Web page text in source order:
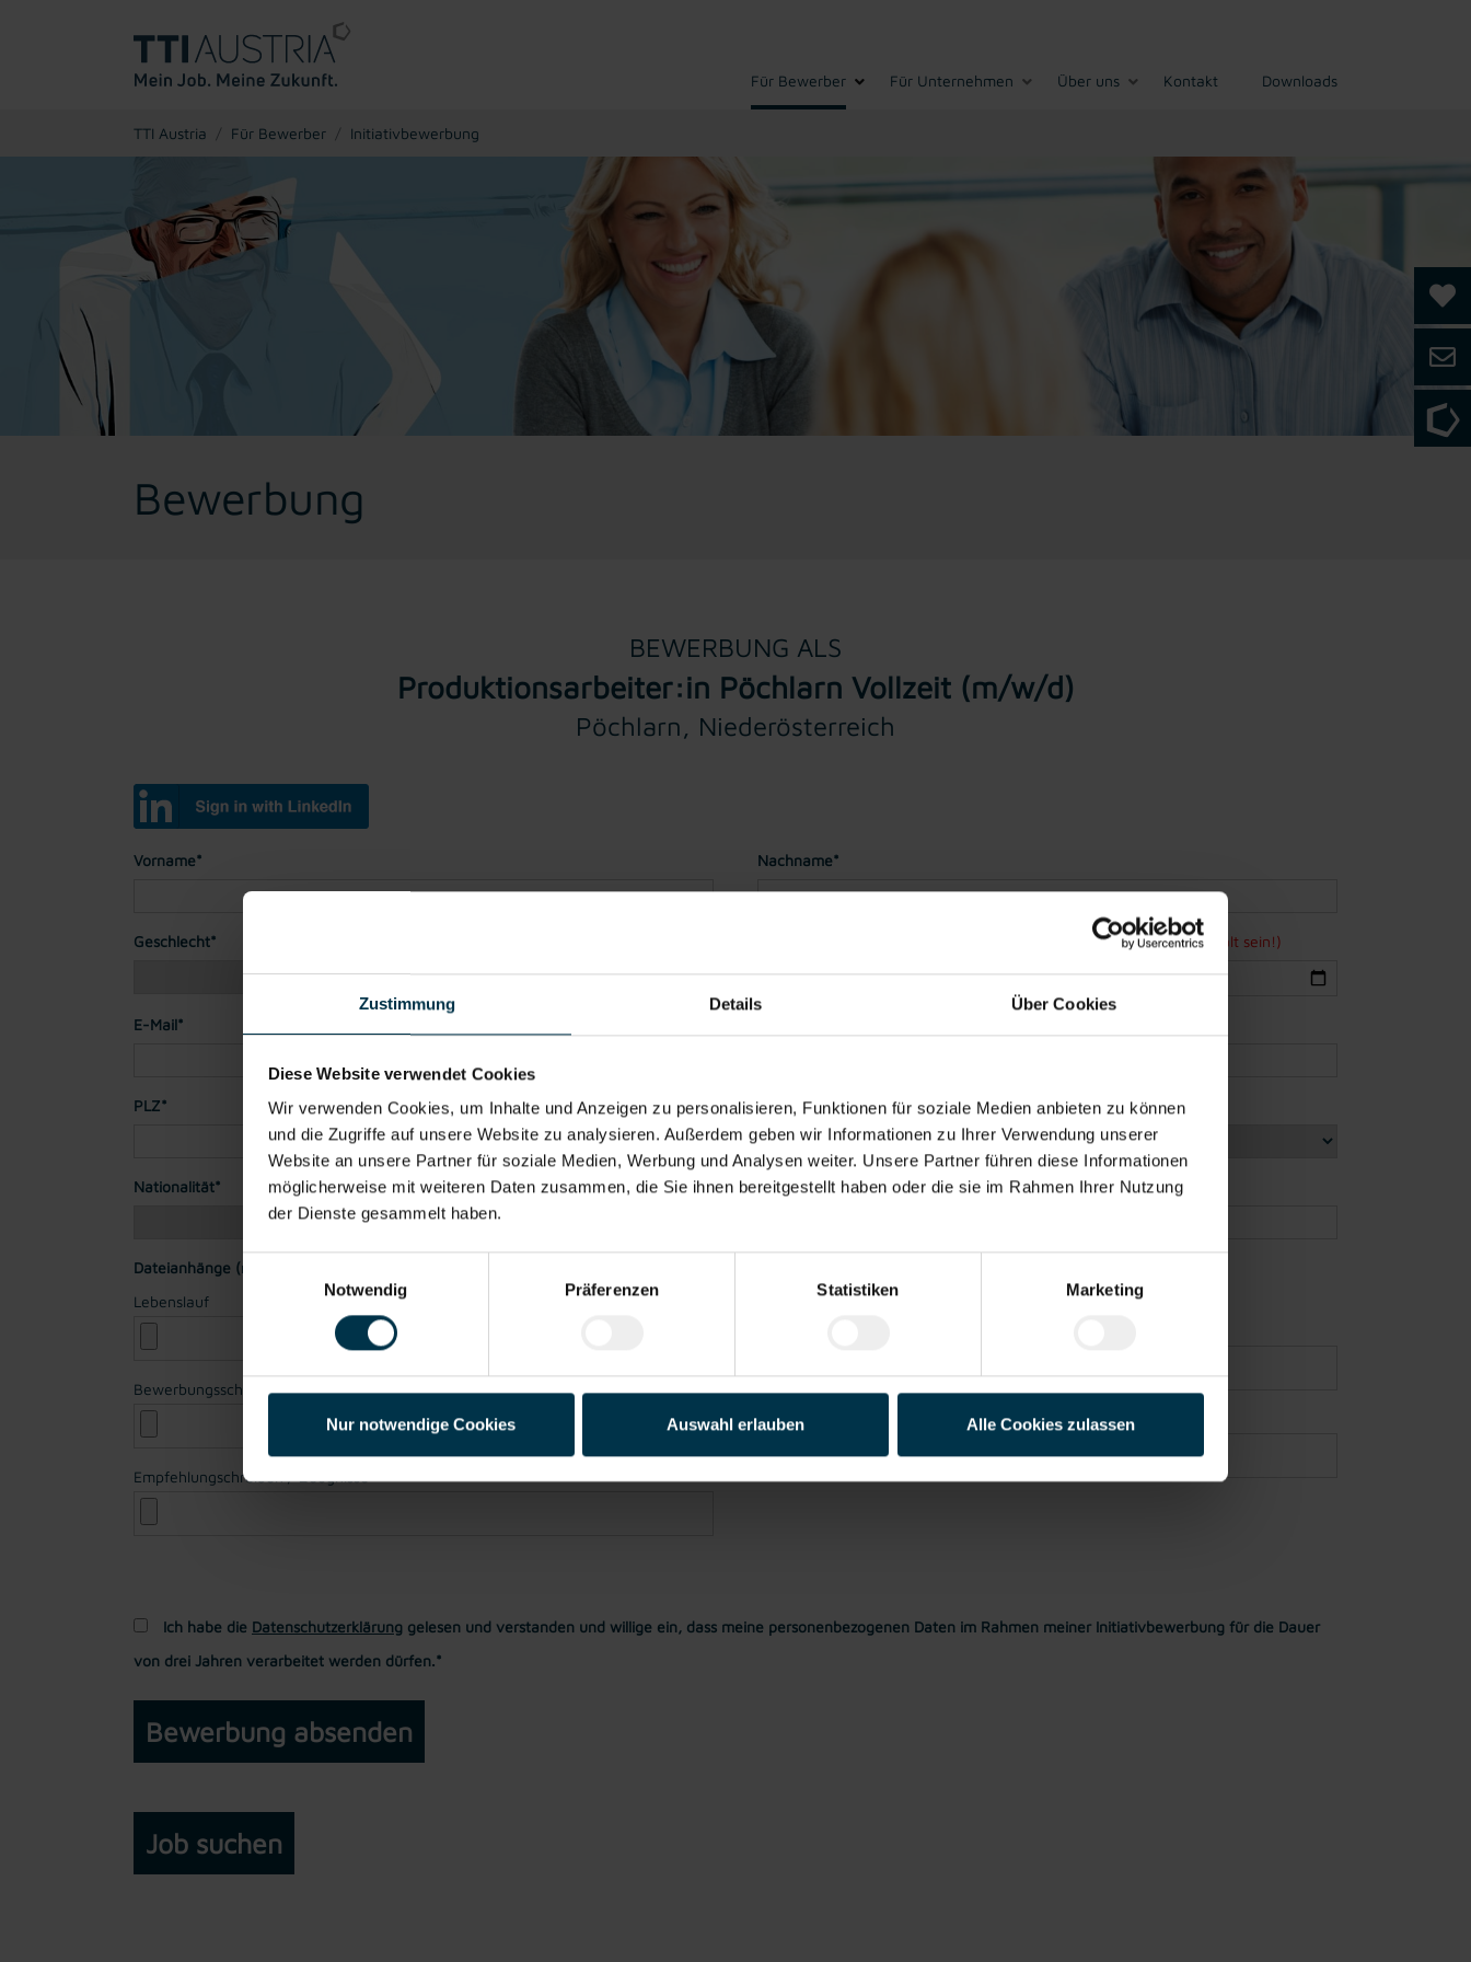
Zustimmung Details Über Cookies
Diese Website verwendet Cookies
Wir verwenden Cookies, um Inhalte und Anzeigen zu personalisieren, Funktionen für soziale Medien anbieten zu können
und die Zugriffe auf unsere Website zu analysieren. Außerdem geben wir Informationen zu Ihrer Verwendung unserer
Website an unsere Partner für soziale Medien, Werbung und Analysen weiter. Unsere Partner führen diese Informationen
möglicherweise mit weiteren Daten zusammen, die Sie ihnen bereitgestellt haben oder die sie im Rahmen Ihrer Nutzung
der Dienste gesammelt haben.
Einwilligungsauswahl
Notwendig
Präferenzen Statistiken Marketing
Nur notwendige Cookies Auswahl erlauben Alle Cookies zulassen
Für Bewerber Für Unternehmen Über uns Kontakt Downloads
TTI Austria Für Bewerber Initiativbewerbung
Bewerbung
BEWERBUNG ALS
Produktionsarbeiter:in Pöchlarn Vollzeit (m/w/d)
Pöchlarn, Niederösterreich
Vorname* Nachname*
Geschlecht* (Sie müssen für eine Bewerbung mindestens 15 Jahre alt sein!)
E-Mail*
PLZ* Stadt* Land*
Nationalität* Telefon*
Dateianhänge (max. 30MB gesamt - Bilder, Word oder PDF)
Lebenslauf
Bewerbungsschreiben
Empfehlungschreiben / Zeugnisse
Datei 5
Ich habe die Datenschutzerklärung gelesen und verstanden und willige ein, dass meine personenbezogenen Daten im Rahmen meiner Initiativbewerbung für die Dauer
von drei Jahren verarbeitet werden dürfen.*
Job suchen